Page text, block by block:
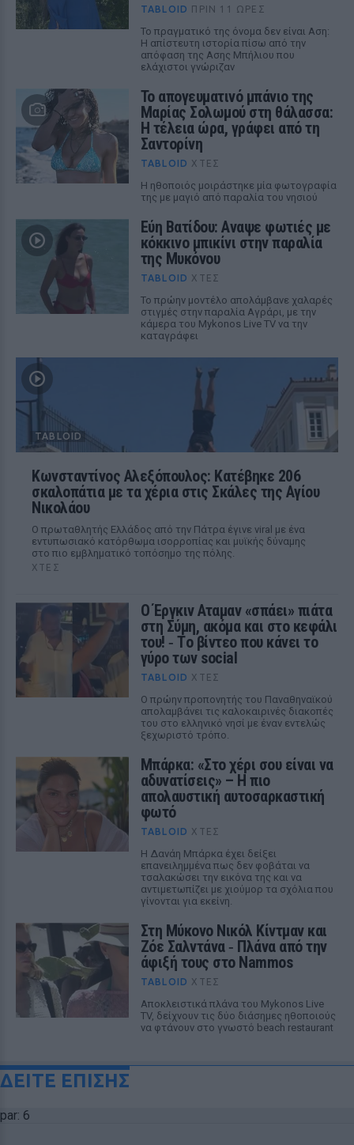
TABLOID ΠΡΙΝ 11 ΏΡΕΣ
Το πραγματικό της όνομα δεν είναι Αση:
Η απίστευτη ιστορία πίσω από την
απόφαση της Ασης Μπήλιου που
ελάχιστοι γνώριζαν
Το απογευματινό μπάνιο της
Μαρίας Σολωμού στη θάλασσα:
Η τέλεια ώρα, γράφει από τη
Σαντορίνη
TABLOID ΧΤΕΣ
Η ηθοποιός μοιράστηκε μία φωτογραφία
της με μαγιό από παραλία του νησιού
Εύη Βατίδου: Αναψε φωτιές με
κόκκινο μπικίνι στην παραλία
της Μυκόνου
TABLOID ΧΤΕΣ
Το πρώην μοντέλο απολάμβανε χαλαρές
στιγμές στην παραλία Αγράρι, με την
κάμερα του Mykonos Live TV να την
καταγράφει
TABLOID
Κωνσταντίνος Αλεξόπουλος: Κατέβηκε 206
σκαλοπάτια με τα χέρια στις Σκάλες της Αγίου
Νικολάου
Ο πρωταθλητής Ελλάδος από την Πάτρα έγινε viral με ένα
εντυπωσιακό κατόρθωμα ισορροπίας και μυϊκής δύναμης
στο πιο εμβληματικό τοπόσημο της πόλης.
ΧΤΕΣ
Ο Έργκιν Αταμαν «σπάει» πιάτα
στη Σύμη, ακόμα και στο κεφάλι
του! ‑ Tο βίντεο που κάνει το
γύρο των social
TABLOID ΧΤΕΣ
Ο πρώην προπονητής του Παναθηναϊκού
απολαμβάνει τις καλοκαιρινές διακοπές
του στο ελληνικό νησί με έναν εντελώς
ξεχωριστό τρόπο.
Μπάρκα: «Στο χέρι σου είναι να
αδυνατίσεις» – Η πιο
απολαυστική αυτοσαρκαστική
φωτό
TABLOID ΧΤΕΣ
Η Δανάη Μπάρκα έχει δείξει
επανειλημμένα πως δεν φοβάται να
τσαλακώσει την εικόνα της και να
αντιμετωπίζει με χιούμορ τα σχόλια που
γίνονται για εκείνη.
Στη Μύκονο Νικόλ Κίντμαν και
Ζόε Σαλντάνα ‑ Πλάνα από την
άφιξή τους στο Nammos
TABLOID ΧΤΕΣ
Αποκλειστικά πλάνα του Mykonos Live
TV, δείχνουν τις δύο διάσημες ηθοποιούς
να φτάνουν στο γνωστό beach restaurant
ΔΕΙΤΕ ΕΠΙΣΗΣ
par: 6